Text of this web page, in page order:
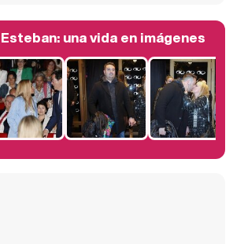
Belén Esteban: "Estoy emocionada, muy contenta y muy feliz por llegar a RTVE"
Manu Baqueiro: "Tuve como referente a Bruce Willis en 'Luz de Luna' para mi trabajo en la serie 'Perdiendo el juicio'"
una vida en imágenes